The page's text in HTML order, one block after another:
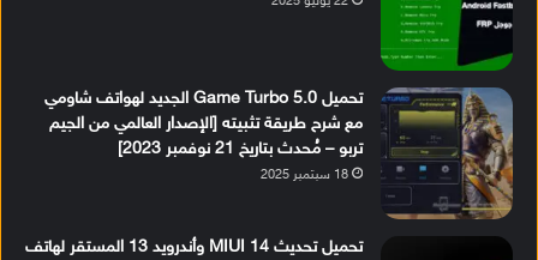
تحميل Game Turbo 5.0 الجديد لهواتف شاومي
مع شرح طريقة تثبيته [الإصدار العالمي من الجيم
تربو – مُحدث بتاريخ 21 نوفمبر 2023]
18 سبتمبر 2025
تحميل تحديث MIUI 14 وأندرويد 13 المستقر لهاتف